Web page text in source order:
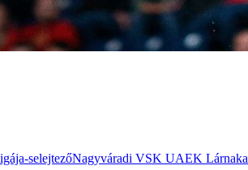
selejtezőNagyváradi VSK UAEK Lárnaka